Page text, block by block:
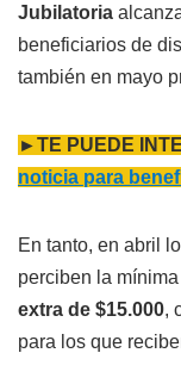
Jubilatoria
beneficiarios de
también en mayo
►TE PUEDE
noticia para
En tanto, en abril
perciben la mínima
extra de $15.000,
para los que